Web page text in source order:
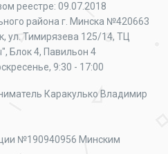
реестре: 09.07.2018
района г. Минска №420663
ул. Тимирязева 125/14, ТЦ
Блок 4, Павильон 4
9:30 - 17:00
Каракулько Владимир
№190940956 Минским